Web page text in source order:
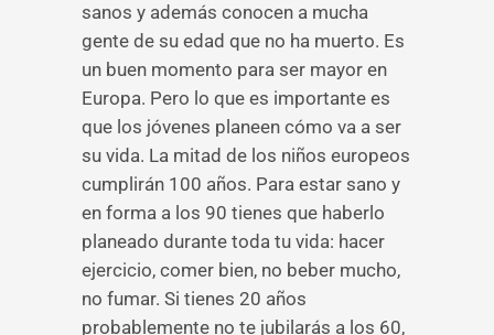
sanos y además conocen a mucha
gente de su edad que no ha muerto. Es
un buen momento para ser mayor en
Europa. Pero lo que es importante es
que los jóvenes planeen cómo va a ser
su vida. La mitad de los niños europeos
cumplirán 100 años. Para estar sano y
en forma a los 90 tienes que haberlo
planeado durante toda tu vida: hacer
ejercicio, comer bien, no beber mucho,
no fumar. Si tienes 20 años
probablemente no te jubilarás a los 60,